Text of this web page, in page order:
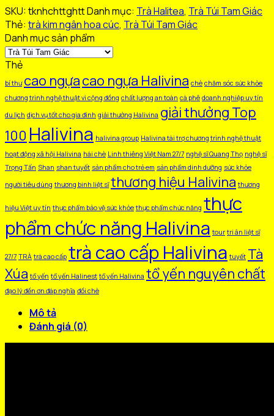
Giác
Hộp
Thiếc
50gr/
hộp/
10
túi
số
SKU:tknhchttghttDanh mục: Trà Halitea, Trà Túi Tam Giác
Thẻ:trà kim ngân hoa cúc, Trà Túi Tam Giác
Danh mục sản phẩm
Thẻ
bí thư cao ngựacao ngựa Halivina chè chăm sóc sức khỏe
chương trình nghệ thuật vì cộng đồng chất lượng an toàn cà phê doanh nghiệp uy tín
du lịch dịch vụ tốt cho gia đình giải thưởng Halivina giải thưởng Top
100 Halivina halivina group Halivina tài trợ chương trình nghệ thuật
hoạt động xã hội Halivina hái chè Linh thiêng Việt Nam 27/7 nghệ sĩ Quang Thọ nghệ sĩ
Trọng Tấn Shan shan tuyết sản phẩm cho trẻ em sản phẩm dinh dưỡng sức khỏe
người tiêu dùng thương binh liệt sĩ thương hiệu Halivina thương
hiệu Việt uy tín thực phẩm bảo vệ sức khỏe thực phẩm chức năng thực
phẩm chức năng Halivina tour tri ân liệt sĩ
27/7 TRÀ trà cao cấp trà cao cấp Halivina tuyết Tà
Xúa tổ yến tổ yến Halinest tổ yến Halivina tổ yến nguyên chất
đạo lý đền ơn đáp nghĩa đồi chè
Mô tả
Đánh giá (0)